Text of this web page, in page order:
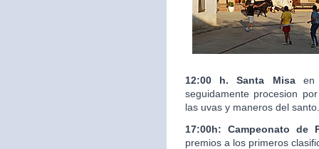
12:00 h. Santa Misaen
seguidamente procesion
las uvas y maneros del santo.
17:00h: Campeonato de
premios a los primeros